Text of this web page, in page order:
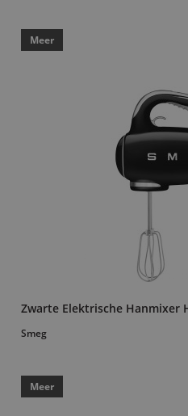
Meer
Zwarte Elektrische Hanmixer
Smeg
Meer